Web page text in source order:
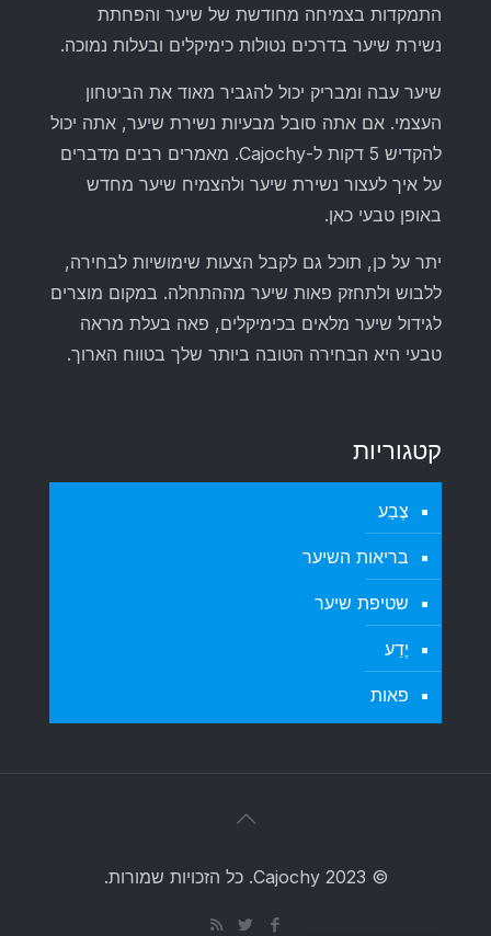
התמקדות בצמיחה מחודשת של שיער והפחתת
נשירת שיער בדרכים נטולות כימיקלים ובעלות נמוכה.
שיער עבה ומבריק יכול להגביר מאוד את הביטחון
העצמי. אם אתה סובל מבעיות נשירת שיער, אתה יכול
להקדיש 5 דקות ל-Cajochy. מאמרים רבים מדברים
על איך לעצור נשירת שיער ולהצמיח שיער מחדש
באופן טבעי כאן.
יתר על כן, תוכל גם לקבל הצעות שימושיות לבחירה,
ללבוש ולתחזק פאות שיער מההתחלה. במקום מוצרים
לגידול שיער מלאים בכימיקלים, פאה בעלת מראה
טבעי היא הבחירה הטובה ביותר שלך בטווח הארוך.
קטגוריות
צֶבַע
בריאות השיער
שטיפת שיער
יֶדַע
פאות
© 2023 Cajochy. כל הזכויות שמורות.